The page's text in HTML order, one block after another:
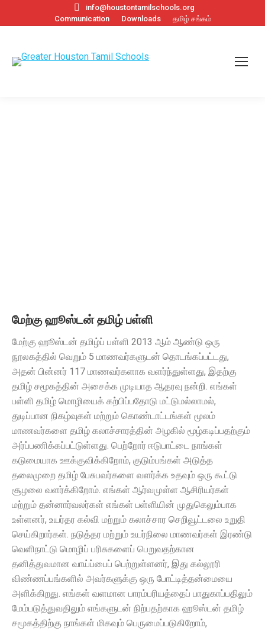
info@houstontamilschools.org
Communication
Downloads தமிழ் சங்கம்
மேற்கு ஹூஸ்டன் தமிழ் பள்ளி
மேற்கு ஹூஸ்டன் தமிழ்ப் பள்ளி 2013 ஆம் ஆண்டு ஒரு
நூலகத்தில் வெறும் 5 மாணவர்களுடன் தொடங்கப்பட்டது,
அதன் பின்னர் 117 மாணவர்களாக வளர்ந்துள்ளது, இதற்கு
தமிழ் சமூகத்தின் அசைக்க முடியாத ஆதரவு நன்றி. எங்கள்
பள்ளி தமிழ் மொழியைக் கற்பிப்பதோடு மட்டுமல்லாமல்,
துடிப்பான நிகழ்வுகள் மற்றும் கொண்டாட்டங்கள் மூலம்
மாணவர்களை தமிழ் கலாச்சாரத்தின் அழகில் மூழ்கடிப்பதற்கும்
அர்ப்பணிக்கப்பட்டுள்ளது. பெற்றோர் ஈடுபாட்டை நாங்கள்
கடுமையாக ஊக்குவிக்கிறோம், குடும்பங்கள் அடுத்த
தலைமுறை தமிழ் பேசுபவர்களை வளர்க்க உதவும் ஒரு கூட்டு
சூழலை வளர்க்கிறோம். எங்கள் ஆர்வமுள்ள ஆசிரியர்கள்
மற்றும் தன்னார்வலர்கள் எங்கள் பள்ளியின் முதுகெலும்பாக
உள்ளனர், உயர்தர கல்வி மற்றும் கலாச்சார செறிவூட்டலை உறுதி
செய்கிறார்கள். நடுத்தர மற்றும் உயர்நிலை மாணவர்கள் இரண்டு
வெளிநாட்டு மொழிப் பரிசுகளைப் பெறுவதற்கான
தனித்துவமான வாய்ப்பைப் பெற்றுள்ளனர், இது கல்லூரி
விண்ணப்பங்களில் அவர்களுக்கு ஒரு போட்டித்தன்மையை
அளிக்கிறது. எங்கள் வளமான பாரம்பரியத்தைப் பாதுகாப்பதிலும்
மேம்படுத்துவதிலும் எங்களுடன் நிற்பதற்காக ஹூஸ்டன் தமிழ்
சமூகத்திற்கு நாங்கள் மிகவும் பெருமைப்படுகிறோம்,